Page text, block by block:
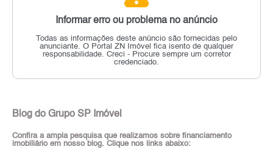
Informar erro ou problema no anúncio
Todas as informações deste anúncio são fornecidas pelo
anunciante. O Portal ZN Imóvel fica isento de qualquer
responsabilidade. Creci - Procure sempre um corretor
credenciado.
Blog do Grupo SP Imóvel
Confira a ampla pesquisa que realizamos sobre financiamento
imobiliário em nosso blog. Clique nos links abaixo: